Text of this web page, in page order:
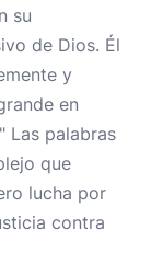
su
de Dios. Él
y
en
Las palabras
que
lucha por
contra